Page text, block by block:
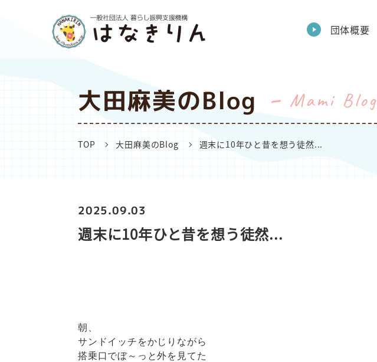
団体概要
大田麻美のBlog Mami Blog
TOP 大田麻美のBlog 週末に10年ひと昔を想う徒然...
2025.09.03
週末に10年ひと昔を想う徒然...
朝、
サンドイッチをかじりながら
搭乗口でぼ～っと外を見てた